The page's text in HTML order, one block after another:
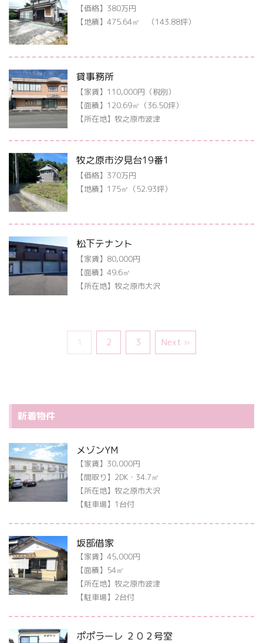
【価格】380万円
【地積】475.64㎡ （143.88坪）
貸事務所
【家賃】110,000円（税別）
【面積】120.69㎡（36.50坪）
【所在地】牧之原市波津
牧之原市汐見台19番1
【価格】370万円
【地積】175㎡（52.93坪）
松下テナント
【家賃】80,000円
【面積】49.6㎡
【所在地】牧之原市大沢
1 2 3 Next »
新着物件
メゾンYM
【家賃】30,000円
【間取り】2DK・34.7㎡
【所在地】牧之原市大沢
【駐車場】1台付
坂部借家
【家賃】45,000円
【面積】54㎡
【所在地】牧之原市波津
【駐車場】2台付
ポポラーレ ２０２号室